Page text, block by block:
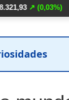
(0,03%) | 🌕